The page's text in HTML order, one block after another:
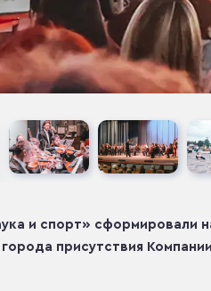
и спорт» сформировали
присутствия